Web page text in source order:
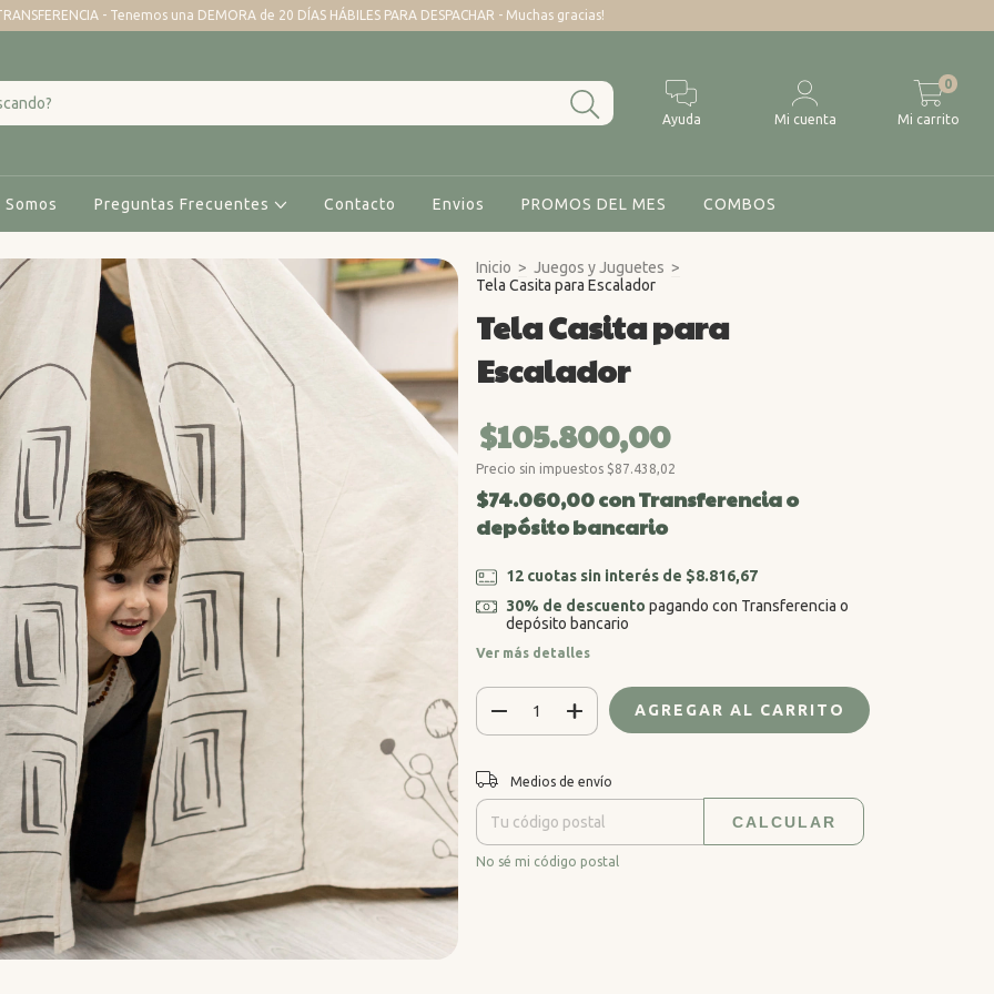
- Tenemos una DEMORA de 20 DÍAS HÁBILES PARA DESPACHAR - Muchas gracias!
Ayuda Mi cuenta Mi carrito
0
Preguntas Frecuentes Contacto Envios PROMOS DEL MES COMBOS
Inicio > Juegos y Juguetes >
Tela Casita para Escalador
Tela Casita para
Escalador
$105.800,00
Precio sin impuestos $87.438,02
$74.060,00conTransferencia o
depósito bancario
12 cuotas sin interés de $8.816,67
30% de descuento pagando con Transferencia o
depósito bancario
Ver más detalles
Entregas para el CP:
Medios de envío
CALCULAR
No sé mi código postal